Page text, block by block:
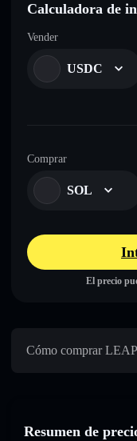
Calculadora de
Vender
USDC
Comprar
SOL
El precio
Cómo comprar
Resumen de